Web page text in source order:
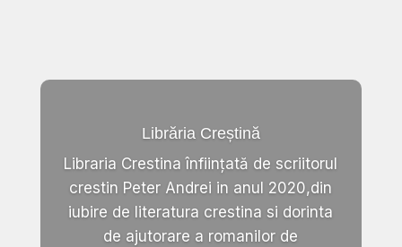
Librăria Creștină
Libraria Crestina înființată de scriitorul
crestin Peter Andrei in anul 2020,din
iubire de literatura crestina si dorinta
de ajutorare a romanilor de